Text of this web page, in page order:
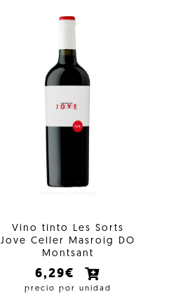
Vino tinto Les Sorts
Jove Celler Masroig DO
Montsant
6,29€
precio por unidad